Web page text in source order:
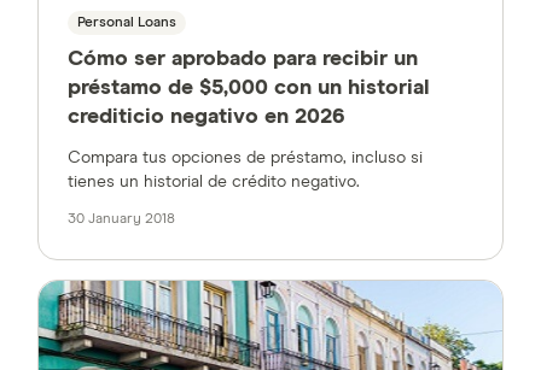
Personal Loans
Cómo ser aprobado para recibir un
préstamo de $5,000 con un historial
crediticio negativo en 2026
Compara tus opciones de préstamo, incluso si
tienes un historial de crédito negativo.
30 January 2018